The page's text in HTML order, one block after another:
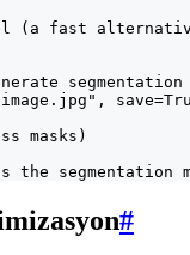
(a fast
segmentation
masks)
the segmentation
#